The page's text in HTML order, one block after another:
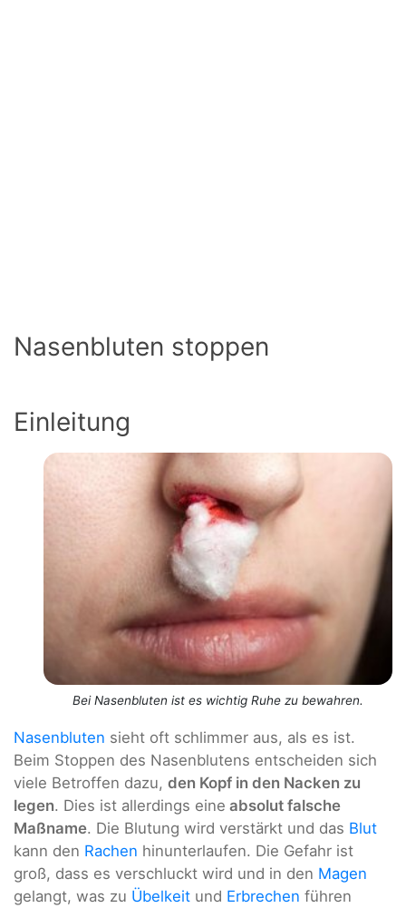
Nasenbluten stoppen
Einleitung
Bei Nasenbluten ist es wichtig Ruhe zu bewahren.
Nasenbluten sieht oft schlimmer aus, als es ist.
Beim Stoppen des Nasenblutens entscheiden sich
viele Betroffen dazu, den Kopf in den Nacken zu
legen. Dies ist allerdings eine absolut falsche
Maßname. Die Blutung wird verstärkt und das Blut
kann den Rachen hinunterlaufen. Die Gefahr ist
groß, dass es verschluckt wird und in den Magen
gelangt, was zu Übelkeit und Erbrechen führen